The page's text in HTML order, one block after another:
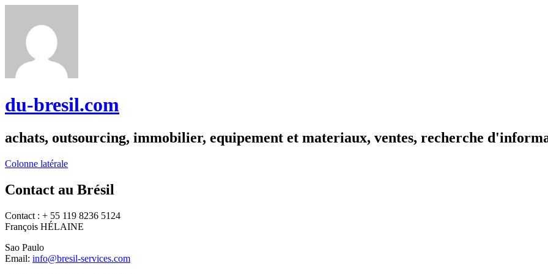
du-bresil.com
achats, outsourcing, immobilier, equipement et materiaux, ventes, recherche
Colonne latérale
Contact au Brésil
Contact : + 55 119 8236 5124
François HÉLAINE
Sao Paulo
Email: info@bresil-services.com